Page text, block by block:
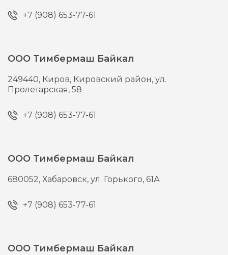
+7 (908) 653-77-61
ООО Тимбермаш Байкал
249440, Киров, Кировский район, ул.
Пролетарская, 58
+7 (908) 653-77-61
ООО Тимбермаш Байкал
680052,Хабаровск,ул. Горького, 61А
+7 (908) 653-77-61
ООО Тимбермаш Байкал